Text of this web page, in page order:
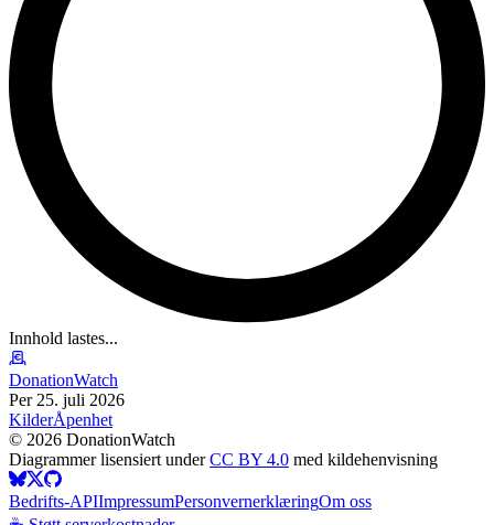
Innhold lastes...
DonationWatch
Per 25. juli 2026
KilderÅpenhet
© 2026 DonationWatch
Diagrammer lisensiert underCC BY 4.0 med kildehenvisning
Bedrifts-APIImpressumPersonvernerklæringOm oss